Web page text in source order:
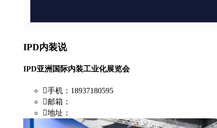
IPD内装说
IPD亚洲国际内装工业化展览会
手机：18937180595
邮箱：
地址：